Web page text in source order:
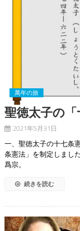
萬年の旅
聖徳太子の
2021年5月31日
一、聖徳太子の十七
条憲法」を制定しま
爲宗。
続きを読む